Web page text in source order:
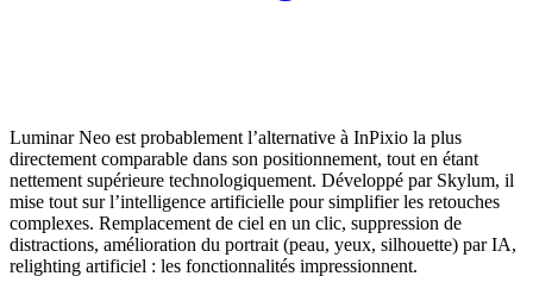
Luminar Neo est probablement l’alternative à InPixio la plus
directement comparable dans son positionnement, tout en étant
nettement supérieure technologiquement. Développé par Skylum, il
mise tout sur l’intelligence artificielle pour simplifier les retouches
complexes. Remplacement de ciel en un clic, suppression de
distractions, amélioration du portrait (peau, yeux, silhouette) par IA,
relighting artificiel : les fonctionnalités impressionnent.